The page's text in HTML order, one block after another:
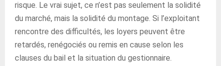
risque. Le vrai sujet, ce n’est pas seulement la solidité
du marché, mais la solidité du montage. Si l’exploitant
rencontre des difficultés, les loyers peuvent être
retardés, renégociés ou remis en cause selon les
clauses du bail et la situation du gestionnaire.